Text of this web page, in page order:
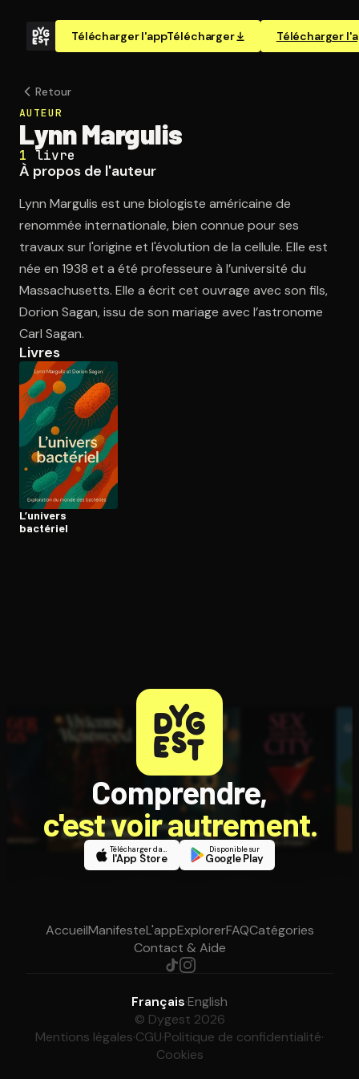
Télécharger l'appTélécharger Télécharger
Ouvre l'app Appareil photo, pointe sur le code. C'est gratuit à
Retour
AUTEUR
Lynn Margulis
1 livre
À propos de l'auteur
Lynn Margulis est une biologiste américaine de
renommée internationale, bien connue pour ses
travaux sur l'origine et l'évolution de la cellule. Elle est
née en 1938 et a été professeure à l’université du
Massachusetts. Elle a écrit cet ouvrage avec son fils,
Dorion Sagan, issu de son mariage avec l’astronome
Carl Sagan.
Livres
L’univers
bactériel
Comprendre,
c'est voir autrement.
Télécharger dans
l'App Store
Disponible sur
Google Play
AccueilManifesteL'appExplorerFAQCatégories
Contact & Aide
Français·English
© Dygest 2026
Mentions légales·CGU·Politique de confidentialité·
Cookies